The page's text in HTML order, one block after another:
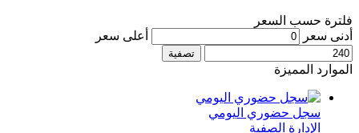
فلترة حسب السعر
أدنى سعر
أعلى سعر
تصفية
الموارد المميزة
سجل حضوري اليومي
الإدارة الصفية